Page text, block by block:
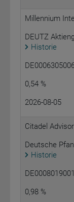
Millennium
DEUTZ
Historie
0,54 %
2026-08-05
Citadel
Deutsche
Historie
DE0008019001
0,98 %